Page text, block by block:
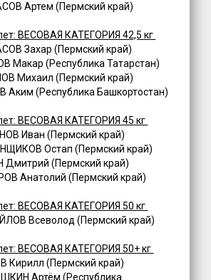
Артем (Пермский край)
ВЕСОВАЯ КАТЕГОРИЯ 42,5 кг
Захар (Пермский край)
Макар (Республика Татарстан)
Михаил (Пермский край)
Аким (Республика Башкортостан)
ВЕСОВАЯ КАТЕГОРИЯ 45 кг
Иван (Пермский край)
Остап (Пермский край)
Дмитрий (Пермский край)
Анатолий (Пермский край)
ВЕСОВАЯ КАТЕГОРИЯ 50 кг
Всеволод (Пермский край)
ВЕСОВАЯ КАТЕГОРИЯ 50+ кг
Кирилл (Пермский край)
Артём (Республика